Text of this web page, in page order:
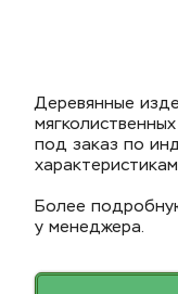
Деревянные
под заказ по
Более
у менеджера.